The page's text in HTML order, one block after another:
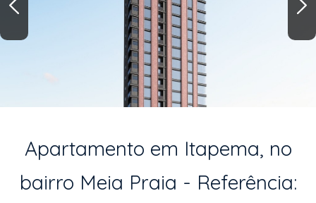
Apartamento em Itapema, no
bairro Meia Praia - Referência: